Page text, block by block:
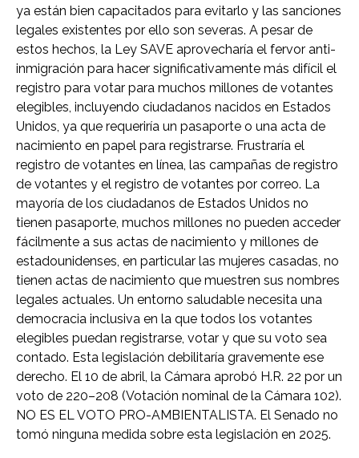
ya están bien capacitados para evitarlo y las sanciones
legales existentes por ello son severas. A pesar de
estos hechos, la Ley SAVE aprovecharía el fervor anti-
inmigración para hacer significativamente más difícil el
registro para votar para muchos millones de votantes
elegibles, incluyendo ciudadanos nacidos en Estados
Unidos, ya que requeriría un pasaporte o una acta de
nacimiento en papel para registrarse. Frustraría el
registro de votantes en línea, las campañas de registro
de votantes y el registro de votantes por correo. La
mayoría de los ciudadanos de Estados Unidos no
tienen pasaporte, muchos millones no pueden acceder
fácilmente a sus actas de nacimiento y millones de
estadounidenses, en particular las mujeres casadas, no
tienen actas de nacimiento que muestren sus nombres
legales actuales. Un entorno saludable necesita una
democracia inclusiva en la que todos los votantes
elegibles puedan registrarse, votar y que su voto sea
contado. Esta legislación debilitaría gravemente ese
derecho. El 10 de abril, la Cámara aprobó H.R. 22 por un
voto de 220–208 (Votación nominal de la Cámara 102).
NO ES EL VOTO PRO-AMBIENTALISTA. El Senado no
tomó ninguna medida sobre esta legislación en 2025.